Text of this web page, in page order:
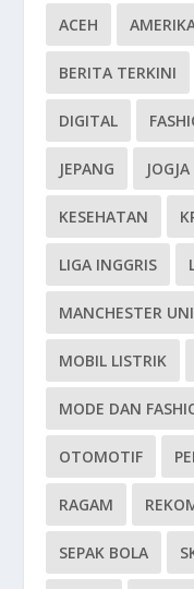
ACEH
BERITA TERKINI
DIGITAL
JEPANG JOGJA
KESEHATAN
LIGA INGGRIS
MANCHESTER
MOBIL LISTRIK
MODE DAN
OTOMOTIF
RAGAM
SEPAK BOLA